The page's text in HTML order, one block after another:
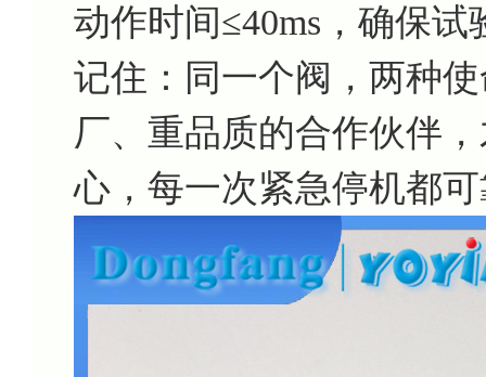
动作时间≤40ms，确保
记住：同一个阀，两种
厂、重品质的合作伙伴
心，每一次紧急停机都